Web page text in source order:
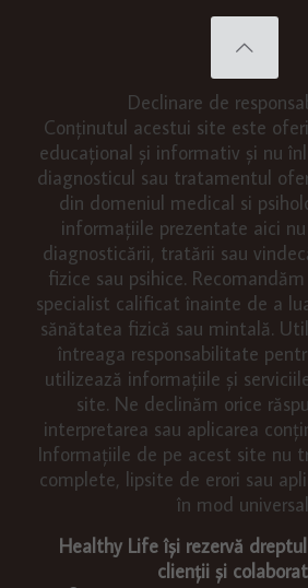
Declinare de
Conținutul acestui site este
educațional și informativ și nu
diagnosticul sau tratamentul
din domeniul medical si
informațiile prezentate aici
diagnosticării, tratării sau
fizice sau psihice.
specialist calificat înainte de a
sănătatea fizică sau mintală.
întreaga responsabilitate
utilizează informațiile și
site. Ne declinăm orice
interpretarea sau aplicarea
Informațiile de pe acest site nu
complete, lipsite de erori sau
în mod
Healthy Life își rezervă
clienții și